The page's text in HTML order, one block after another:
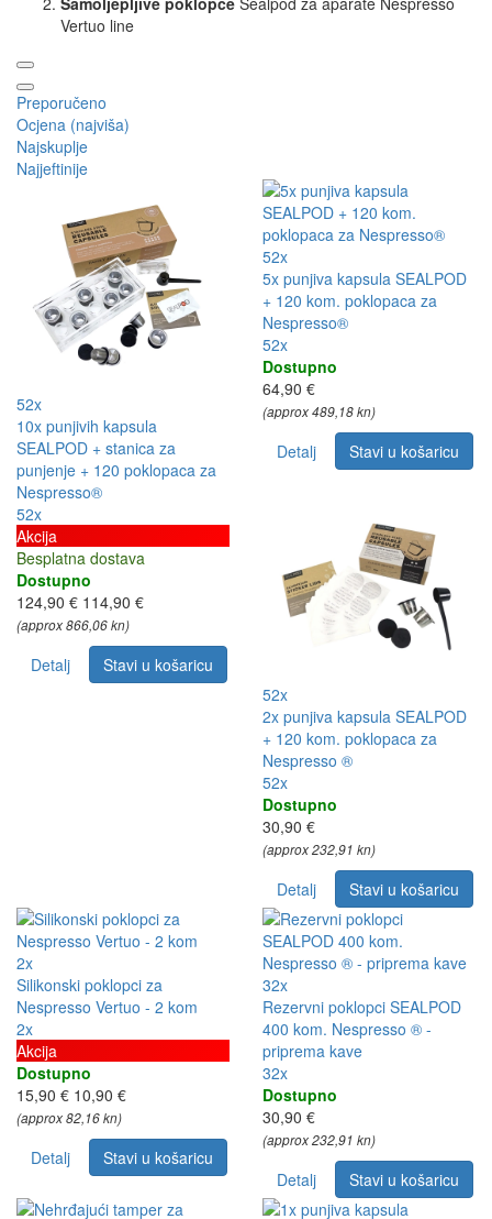
Vertuo line
Preporučeno
Ocjena (najviša)
Najskuplje
Najjeftinije
52x
10x punjivih kapsula
SEALPOD + stanica za
punjenje + 120 poklopaca za
Nespresso®
52x
Akcija
Besplatna dostava
Dostupno
124,90 € 114,90 €
(approx 866,06 kn)
Detalj Stavi u košaricu
52x
5x punjiva kapsula SEALPOD
+ 120 kom. poklopaca za
Nespresso®
52x
Dostupno
64,90 €
(approx 489,18 kn)
Detalj Stavi u košaricu
52x
2x punjiva kapsula SEALPOD
+ 120 kom. poklopaca za
Nespresso ®
52x
Dostupno
30,90 €
(approx 232,91 kn)
Detalj Stavi u košaricu
2x
Silikonski poklopci za
Nespresso Vertuo - 2 kom
2x
Akcija
Dostupno
15,90 € 10,90 €
(approx 82,16 kn)
Detalj Stavi u košaricu
32x
Rezervni poklopci SEALPOD
400 kom. Nespresso ® -
priprema kave
32x
Dostupno
30,90 €
(approx 232,91 kn)
Detalj Stavi u košaricu